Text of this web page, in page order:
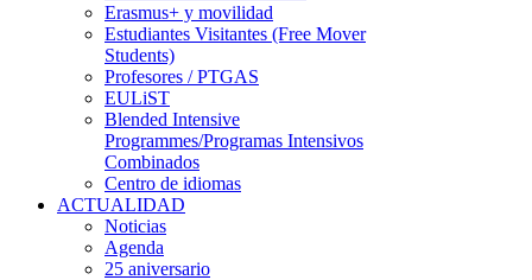
Erasmus+ y movilidad
Estudiantes Visitantes (Free Mover
Students)
Profesores / PTGAS
EULiST
Blended Intensive
Programmes/Programas Intensivos
Combinados
Centro de idiomas
ACTUALIDAD
Noticias
Agenda
25 aniversario